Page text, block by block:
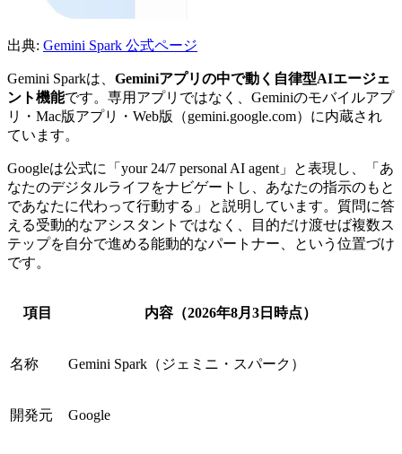
出典: Gemini Spark 公式ページ
Gemini Sparkは、 Geminiアプリの中で動く自律型AIエージェ
ント機能です。専用アプリではなく、Geminiのモバイルアプ
リ・Mac版アプリ・Web版（gemini.google.com）に内蔵され
ています。
Googleは公式に「your 24/7 personal AI agent」と表現し、「あ
なたのデジタルライフをナビゲートし、あなたの指示のもと
であなたに代わって行動する」と説明しています。質問に答
える受動的なアシスタントではなく、目的だけ渡せば複数ス
テップを自分で進める能動的なパートナー、という位置づけ
です。
項目 内容（2026年8月3日時点）
名称 Gemini Spark（ジェミニ・スパーク）
開発元 Google